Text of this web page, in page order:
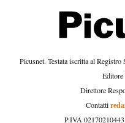
Picusnet. Testata iscritta al
Editore
Direttore
Contatti
P.IVA